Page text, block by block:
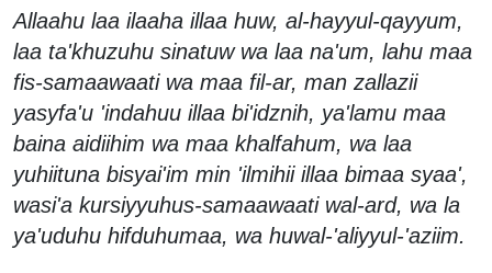
Allaahu laa ilaaha illaa huw, al-hayyul-qayyum,
laa ta'khuzuhu sinatuw wa laa na'um, lahu maa
fis-samaawaati wa maa fil-ar, man zallazii
yasyfa'u 'indahuu illaa bi'idznih, ya'lamu maa
baina aidiihim wa maa khalfahum, wa laa
yuhiituna bisyai'im min 'ilmihii illaa bimaa syaa',
wasi'a kursiyyuhus-samaawaati wal-ard, wa la
ya'uduhu hifduhumaa, wa huwal-'aliyyul-'aziim.